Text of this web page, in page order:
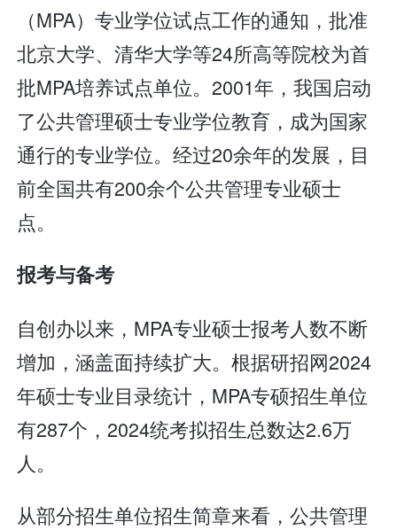
（MPA）专业学位试点工作的通知，批准
北京大学、清华大学等24所高等院校为首
批MPA培养试点单位。2001年，我国启动
了公共管理硕士专业学位教育，成为国家
通行的专业学位。经过20余年的发展，目
前全国共有200余个公共管理专业硕士
点。
报考与备考
自创办以来，MPA专业硕士报考人数不断
增加，涵盖面持续扩大。根据研招网2024
年硕士专业目录统计，MPA专硕招生单位
有287个，2024统考拟招生总数达2.6万
人。
从部分招生单位招生简章来看，公共管理